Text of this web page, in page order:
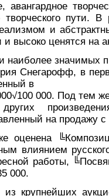
авангардное
творческого пути.
и
и высоко ценятся на
наиболее значимых
Снегарофф, в
в
000. Под тем
на продажу
оценена
влиянием
работы,
000.
крупнейших